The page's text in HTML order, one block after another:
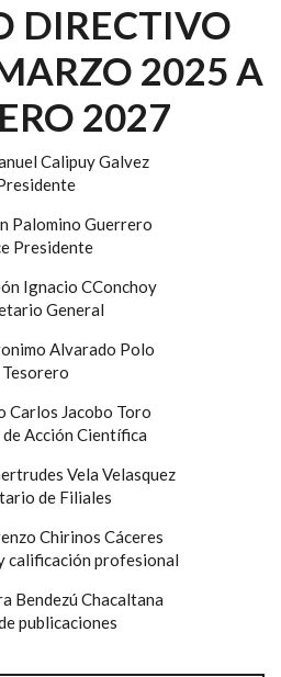
DIRECTIVO
2025 A
2027
Calipuy Galvez
Palomino Guerrero
Presidente
Ignacio CConchoy
General
Alvarado Polo
Tesorero
Carlos Jacobo Toro
Acción Científica
Vela Velasquez
de Filiales
Chirinos Cáceres
calificación profesional
Bendezú Chacaltana
publicaciones